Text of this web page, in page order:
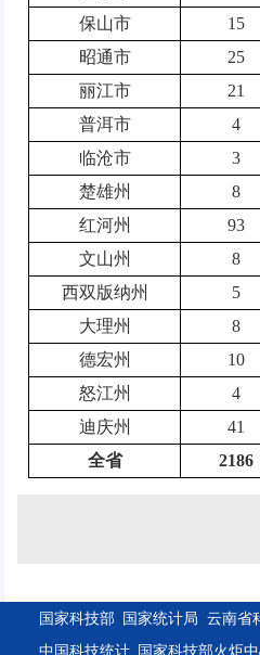
保山市
15
昭通市
25
丽江市
21
普洱市
4
临沧市
3
楚雄州
8
红河州
93
文山州
8
西双版纳州
5
大理州
8
德宏州
10
怒江州
4
迪庆州
41
全省
2186
国家科技部 国家统计局 云南省
中国科技统计 国家科技部火炬